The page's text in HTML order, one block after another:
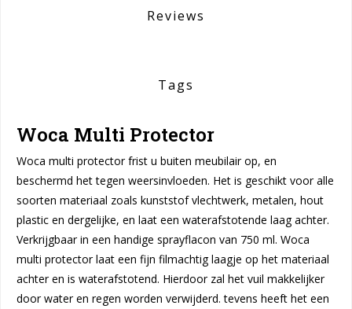
Reviews
Tags
Woca Multi Protector
Woca multi protector frist u buiten meubilair op, en
beschermd het tegen weersinvloeden. Het is geschikt voor alle
soorten materiaal zoals kunststof vlechtwerk, metalen, hout
plastic en dergelijke, en laat een waterafstotende laag achter.
Verkrijgbaar in een handige sprayflacon van 750 ml. Woca
multi protector laat een fijn filmachtig laagje op het materiaal
achter en is waterafstotend. Hierdoor zal het vuil makkelijker
door water en regen worden verwijderd. tevens heeft het een